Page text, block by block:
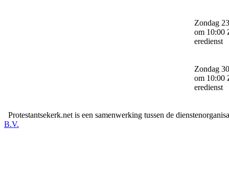
Zondag
om 10:00
eredienst
Zondag
om 10:00
eredienst
Protestantsekerk.net is een samenwerking tussen de
B.V.